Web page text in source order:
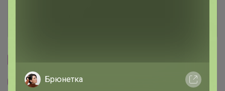
Другие СП организатора Эмилия!
Брюнетка